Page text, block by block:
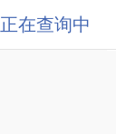
正在查询中